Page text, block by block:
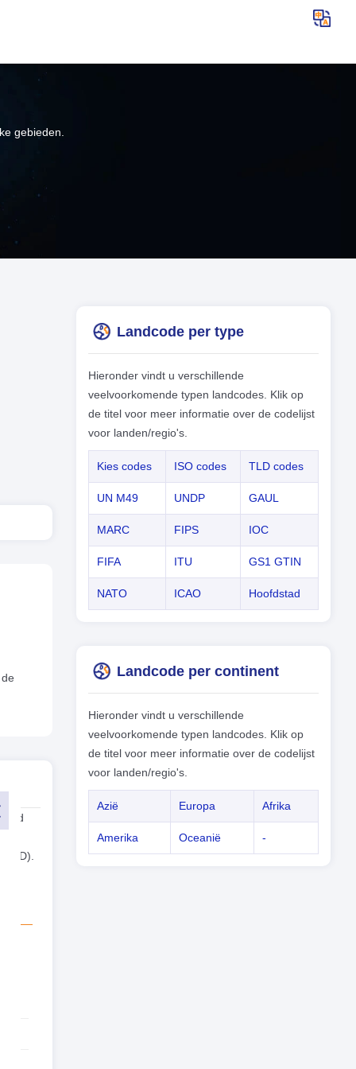
gebieden.
Landcode per type
Hieronder vindt u verschillende
veelvoorkomende typen landcodes. Klik op
de titel voor meer informatie over de codelijst
voor landen/regio's.
Kies codes ISO codes TLD codes
UN M49 UNDP GAUL
MARC FIPS IOC
FIFA ITU GS1 GTIN
NATO ICAO Hoofdstad
Landcode per continent
Hieronder vindt u verschillende
veelvoorkomende typen landcodes. Klik op
de titel voor meer informatie over de codelijst
voor landen/regio's.
Azië Europa Afrika
Amerika Oceanië -